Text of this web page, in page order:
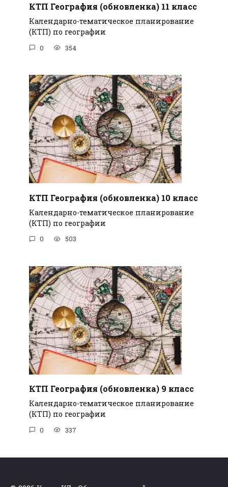
КТП География (обновленка) 11 класс
Календарно-тематическое планирование
(КТП) по географии
0 354
КТП География (обновленка) 10 класс
Календарно-тематическое планирование
(КТП) по географии
0 503
КТП География (обновленка) 9 класс
Календарно-тематическое планирование
(КТП) по географии
0 337